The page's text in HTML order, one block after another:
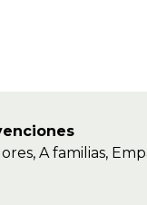
A familias,